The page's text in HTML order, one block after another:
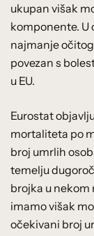
ukupan višak
komponente. U
najmanje
povezan s
u EU.
Eurostat
mortaliteta po
broj umrlih
temelju
brojka u nekom
imamo višak
očekivani broj